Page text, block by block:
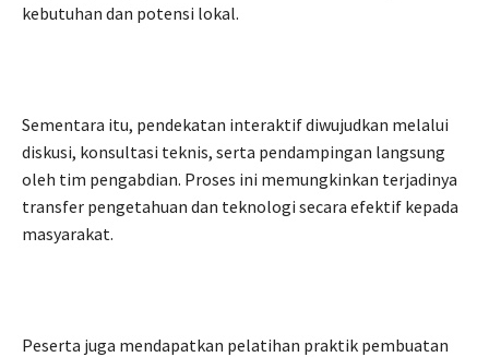
kebutuhan dan potensi lokal.
Sementara itu, pendekatan interaktif diwujudkan melalui
diskusi, konsultasi teknis, serta pendampingan langsung
oleh tim pengabdian. Proses ini memungkinkan terjadinya
transfer pengetahuan dan teknologi secara efektif kepada
masyarakat.
Peserta juga mendapatkan pelatihan praktik pembuatan